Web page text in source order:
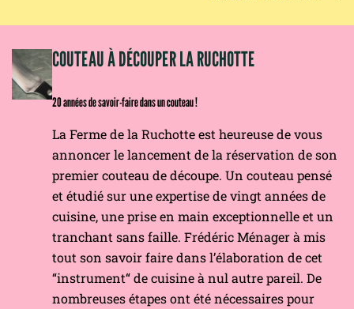
COUTEAU À DÉCOUPER LA RUCHOTTE
20 années de savoir-faire dans un couteau !
La Ferme de la Ruchotte est heureuse de vous
annoncer le lancement de la réservation de son
premier couteau de découpe. Un couteau pensé
et étudié sur une expertise de vingt années de
cuisine, une prise en main exceptionnelle et un
tranchant sans faille. Frédéric Ménager à mis
tout son savoir faire dans l’élaboration de cet
“instrument“ de cuisine à nul autre pareil. De
nombreuses étapes ont été nécessaires pour